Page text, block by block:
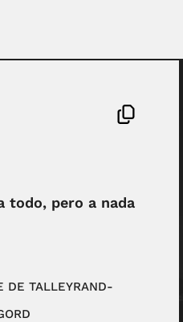
todo, pero a nada
DE TALLEYRAND-